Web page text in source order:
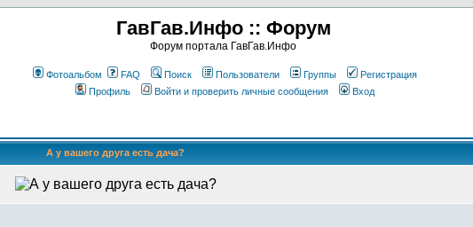
ГавГав.Инфо :: Форум
Форум портала ГавГав.Инфо
Фотоальбом FAQ Поиск Пользователи Группы
Регистрация
Профиль
Войти и проверить личные сообщения Вход
А у вашего друга есть дача?